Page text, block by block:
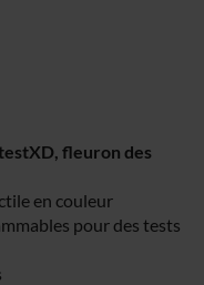
fleuron des
en couleur
pour des tests